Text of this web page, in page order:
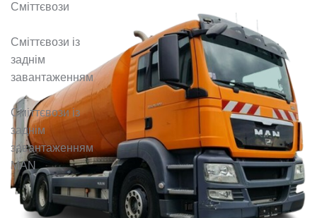
Контактні телефони:
+38 (097) 746-67-04
ЗАДАТИ ПИТАННЯ
ru ua
Сміттєвози
Сміттєвози із
заднім
завантаженням
Сміттєвози із
заднім
завантаженням
MAN